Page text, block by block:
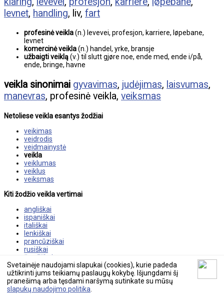
Svetainėje naudojami slapukai (cookies), kurie padeda
užtikrinti jums teikiamų paslaugų kokybę. Išjungdami šį
pranešimą arba tęsdami naršymą sutinkate su mūsų
slapukų naudojimo politika
levnet, handling, liv, fart
profesinė veikla(n.) levevei, profesjon, karriere, løpebane,
levnet
komercinė veikla(n.) handel, yrke, bransje
užbaigti veiklą(v.) til slutt gjøre noe, ende med, ende i/på,
ende, bringe, havne
veikla sinonimai gyvavimas, judėjimas, laisvumas,
manevras, profesinė veikla, veiksmas
Netoliese veikla esantys žodžiai
veikimas
veidrodis
veidmainystė
veikla
veiklumas
veiklus
veiksmas
Kiti žodžio veikla vertimai
angliškai
ispaniškai
itališkai
lenkiškai
prancūziškai
rusiškai
švediškai
vokiškai
© 2026 tekstovertimas.lt